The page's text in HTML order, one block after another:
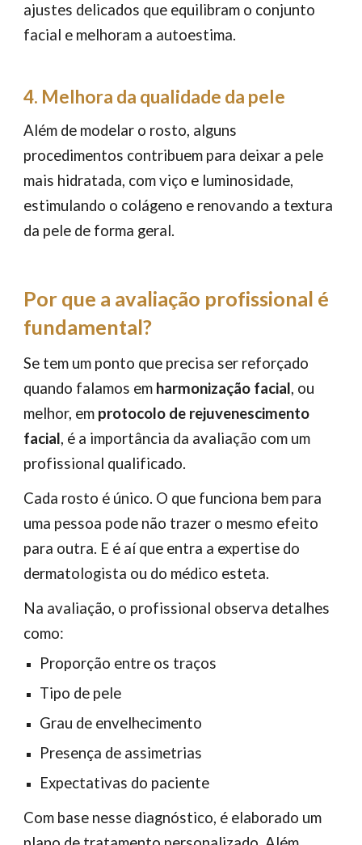
ajustes delicados que equilibram o conjunto
facial e melhoram a autoestima.
4. Melhora da qualidade da pele
Além de modelar o rosto, alguns
procedimentos contribuem para deixar a pele
mais hidratada, com viço e luminosidade,
estimulando o colágeno e renovando a textura
da pele de forma geral.
Por que a avaliação profissional é
fundamental?
Se tem um ponto que precisa ser reforçado
quando falamos em harmonização facial, ou
melhor, em protocolo de rejuvenescimento
facial, é a importância da avaliação com um
profissional qualificado.
Cada rosto é único. O que funciona bem para
uma pessoa pode não trazer o mesmo efeito
para outra. E é aí que entra a expertise do
dermatologista ou do médico esteta.
Na avaliação, o profissional observa detalhes
como:
Proporção entre os traços
Tipo de pele
Grau de envelhecimento
Presença de assimetrias
Expectativas do paciente
Com base nesse diagnóstico, é elaborado um